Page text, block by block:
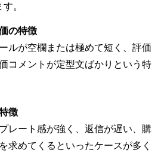
。
の特徴
ルが空欄または極めて短く、評価
コメントが定型文ばかりという特
徴
レート感が強く、返信が遅い、購
求めてくるといったケースが多く